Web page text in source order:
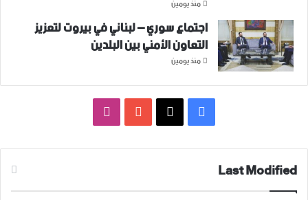
منذ يومين
اجتماع سوري – لبناني في بيروت لتعزيز
التعاون ‏الأمني ‏بين البلدين
منذ يومين
فيسبوك ‫YouTube
Last Modified